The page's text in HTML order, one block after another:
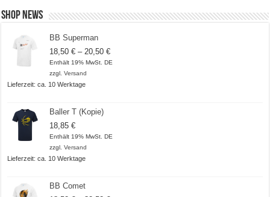
Shop News
BB Superman
18,50€ – 20,50€Preisspanne:
18,50 €
Enthält 19% MwSt. DE
zzgl.Versand
Lieferzeit: ca. 10 Werktage
Baller T (Kopie)
18,85€
Enthält 19% MwSt. DE
zzgl.Versand
Lieferzeit: ca. 10 Werktage
BB Comet